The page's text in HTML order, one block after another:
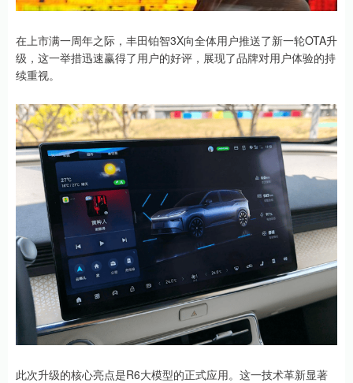
在上市满一周年之际，丰田铂智3X向全体用户推送了新一轮OTA升
级，这一举措迅速赢得了用户的好评，展现了品牌对用户体验的持
续重视。
此次升级的核心亮点是R6大模型的正式应用。这一技术革新显著